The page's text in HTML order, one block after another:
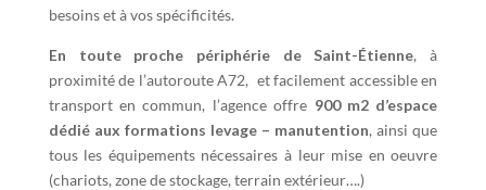
besoins et à vos spécificités.
En toute proche périphérie de Saint-Étienne, à
proximité de l’autoroute A72, et facilement accessible en
transport en commun, l’agence offre 900 m2 d’espace
dédié aux formations levage – manutention, ainsi que
tous les équipements nécessaires à leur mise en oeuvre
(chariots, zone de stockage, terrain extérieur….)